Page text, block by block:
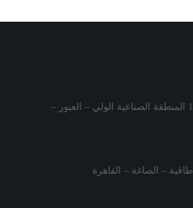
قطعة رقم 5 بلوك 130130 المنطقة الصناعية الولي – العبور –